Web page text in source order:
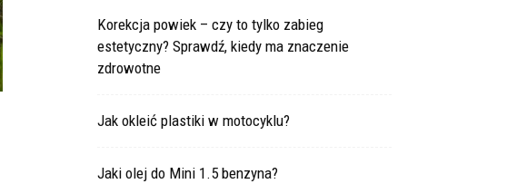
Korekcja powiek – czy to tylko zabieg
estetyczny? Sprawdź, kiedy ma znaczenie
zdrowotne
Jak okleić plastiki w motocyklu?
Jaki olej do Mini 1.5 benzyna?